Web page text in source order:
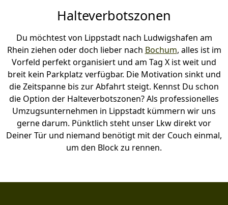
Halteverbotszonen
Du möchtest von Lippstadt nach Ludwigshafen am
Rhein ziehen oder doch lieber nach Bochum, alles ist im
Vorfeld perfekt organisiert und am Tag X ist weit und
breit kein Parkplatz verfügbar. Die Motivation sinkt und
die Zeitspanne bis zur Abfahrt steigt. Kennst Du schon
die Option der Halteverbotszonen? Als professionelles
Umzugsunternehmen in Lippstadt kümmern wir uns
gerne darum. Pünktlich steht unser Lkw direkt vor
Deiner Tür und niemand benötigt mit der Couch einmal,
um den Block zu rennen.